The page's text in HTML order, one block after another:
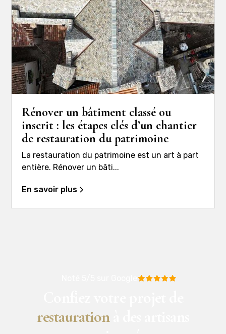
Rénover un bâtiment classé ou
inscrit : les étapes clés d’un chantier
de restauration du patrimoine
La restauration du patrimoine est un art à part
entière. Rénover un bâti...
En savoir plus
restaurationà des artisans